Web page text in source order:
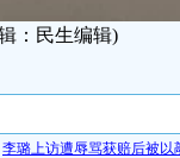
：民生编辑)
李璐上访遭辱骂获赔后被以